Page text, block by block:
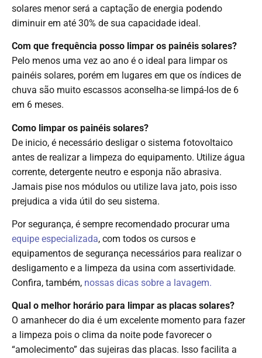
solares menor será a captação de energia podendo
diminuir em até 30% de sua capacidade ideal.
Com que frequência posso limpar os painéis solares?
Pelo menos uma vez ao ano é o ideal para limpar os
painéis solares, porém em lugares em que os índices de
chuva são muito escassos aconselha-se limpá-los de 6
em 6 meses.
Como limpar os painéis solares?
De inicio, é necessário desligar o sistema fotovoltaico
antes de realizar a limpeza do equipamento. Utilize água
corrente, detergente neutro e esponja não abrasiva.
Jamais pise nos módulos ou utilize lava jato, pois isso
prejudica a vida útil do seu sistema.
Por segurança, é sempre recomendado procurar uma
equipe especializada, com todos os cursos e
equipamentos de segurança necessários para realizar o
desligamento e a limpeza da usina com assertividade.
Confira, também, nossas dicas sobre a lavagem.
Qual o melhor horário para limpar as placas solares?
O amanhecer do dia é um excelente momento para fazer
a limpeza pois o clima da noite pode favorecer o
“amolecimento” das sujeiras das placas. Isso facilita a